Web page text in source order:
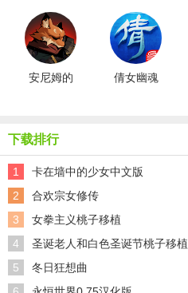
安尼姆的
倩女幽魂
下载排行
1 卡在墙中的少女中文版
2 合欢宗女修传
3 女拳主义桃子移植
4 圣诞老人和白色圣诞节桃子移植
5 冬日狂想曲